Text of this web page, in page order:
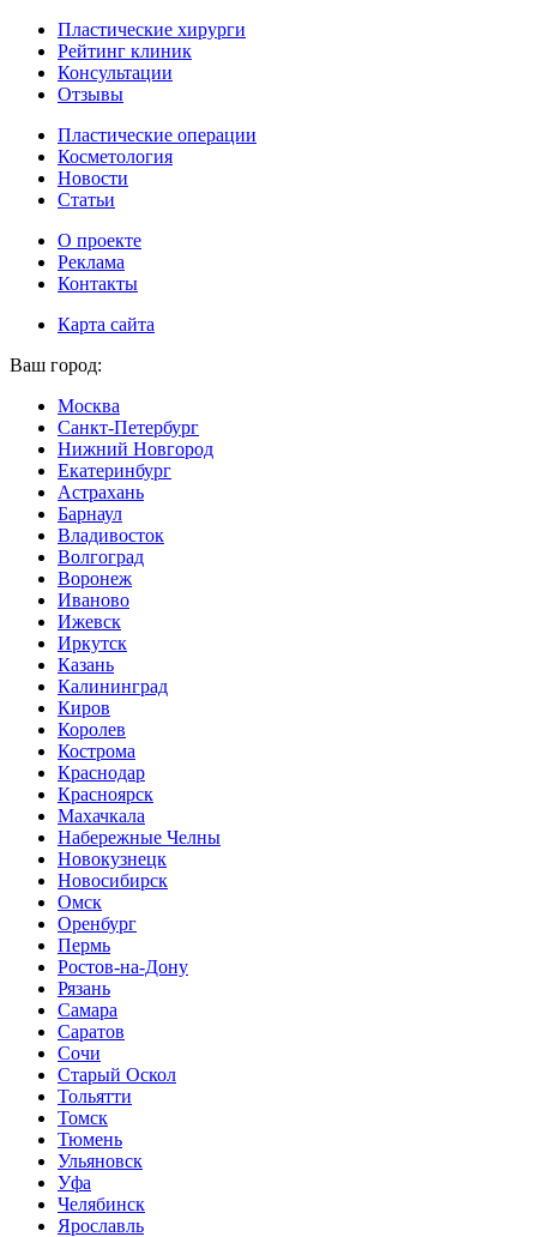
Пластические хирурги
Рейтинг клиник
Консультации
Отзывы
Пластические операции
Косметология
Новости
Статьи
О проекте
Реклама
Контакты
Карта сайта
Ваш город:
Москва
Санкт-Петербург
Нижний Новгород
Екатеринбург
Астрахань
Барнаул
Владивосток
Волгоград
Воронеж
Иваново
Ижевск
Иркутск
Казань
Калининград
Киров
Королев
Кострома
Краснодар
Красноярск
Махачкала
Набережные Челны
Новокузнецк
Новосибирск
Омск
Оренбург
Пермь
Ростов-на-Дону
Рязань
Самара
Саратов
Сочи
Старый Оскол
Тольятти
Томск
Тюмень
Ульяновск
Уфа
Челябинск
Ярославль